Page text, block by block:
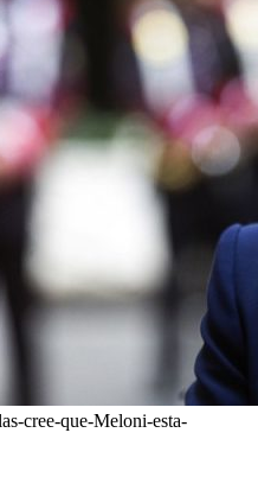
cree-que-Meloni-esta-